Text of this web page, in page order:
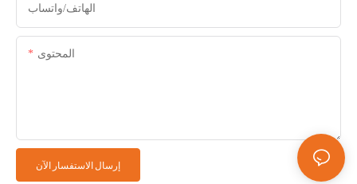
الهاتف/واتساب
المحتوى
إرسال الاستفسار الآن